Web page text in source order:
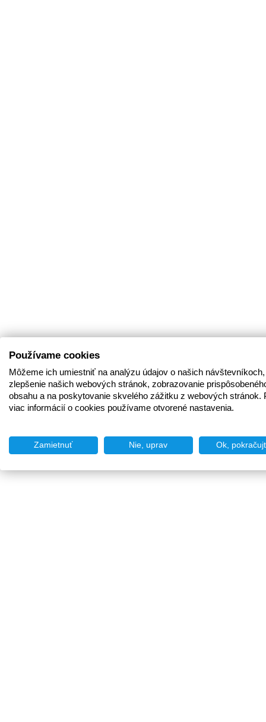
Používame cookies
Môžeme ich umiestniť na analýzu údajov o našich
zlepšenie našich webových stránok, zobrazovanie
obsahu a na poskytovanie skvelého zážitku z webových stránok.
viac informácií o cookies používame otvorené nastavenia.
Zamietnuť Nie, uprav Ok,